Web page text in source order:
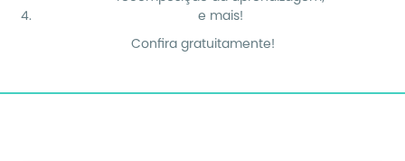
e mais!
Confira gratuitamente!